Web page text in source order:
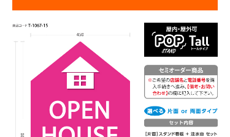
KEYWORD
チュクミ 韓国グルメ 駐車場 鍋 夏
ご利用ガイド
USER GUIDE
ご利用ガイド トップ
取り扱い商品一覧
初めての方へ
BEGINNER'S GUIDE